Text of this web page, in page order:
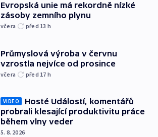
Evropská unie má rekordně nízké
zásoby zemního plynu
včera před 13 h
Průmyslová výroba v červnu
vzrostla nejvíce od prosince
včera před 17 h
VIDEO
Hosté Událostí, komentářů
probrali klesající produktivitu práce
během vlny veder
5. 8. 2026